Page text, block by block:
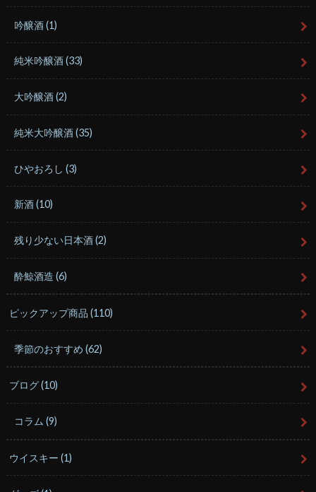
吟醸酒(1)
純米吟醸酒(33)
大吟醸酒(2)
純米大吟醸酒(35)
ひやおろし(3)
新酒(10)
残り少ない日本酒(2)
酔鯨酒造(6)
ピックアップ商品(110)
季節のおすすめ(62)
ブログ(10)
コラム(9)
ウイスキー(1)